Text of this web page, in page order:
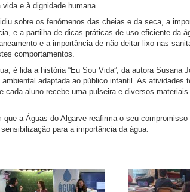
e à dignidade humana.
sobre os fenómenos das cheias e da seca, a
e a partilha de dicas práticas de uso eficiente da
e a importância de não deitar lixo nas
comportamentos.
é lida a história “Eu Sou Vida”, da autora Susana
adaptada ao público infantil. As atividades
aluno recebe uma pulseira e diversos
a Águas do Algarve reafirma o seu
para a importância da água.